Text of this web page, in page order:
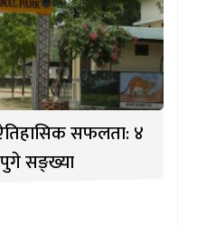
सफलता: ४
सङ्ख्या